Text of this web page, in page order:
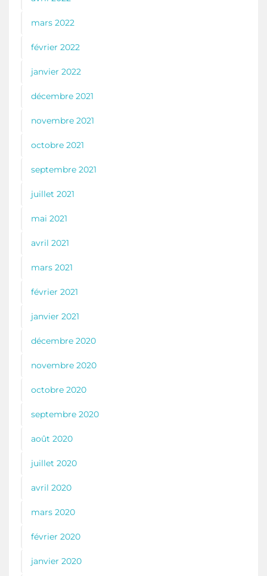
mars 2022
février 2022
janvier 2022
décembre 2021
novembre 2021
octobre 2021
septembre 2021
juillet 2021
mai 2021
avril 2021
mars 2021
février 2021
janvier 2021
décembre 2020
novembre 2020
octobre 2020
septembre 2020
août 2020
juillet 2020
avril 2020
mars 2020
février 2020
janvier 2020